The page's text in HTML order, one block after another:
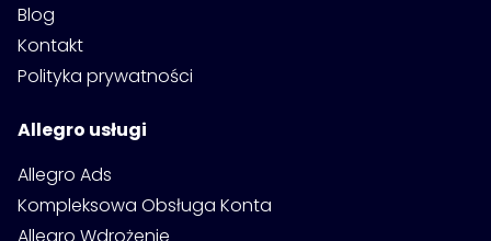
Blog
Kontakt
Polityka prywatności
Allegro usługi
Allegro Ads
Kompleksowa Obsługa Konta
Allegro Wdrożenie